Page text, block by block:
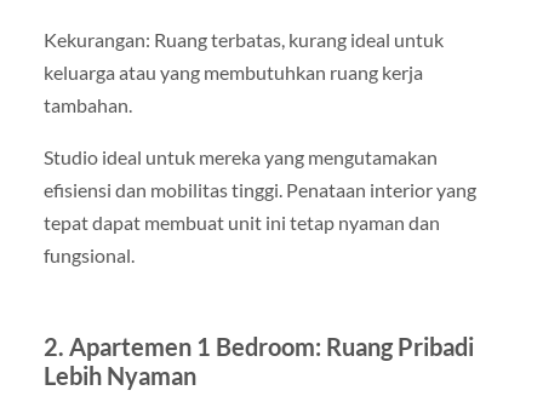
Kekurangan: Ruang terbatas, kurang ideal untuk
keluarga atau yang membutuhkan ruang kerja
tambahan.
Studio ideal untuk mereka yang mengutamakan
efisiensi dan mobilitas tinggi. Penataan interior yang
tepat dapat membuat unit ini tetap nyaman dan
fungsional.
2. Apartemen 1 Bedroom: Ruang Pribadi
Lebih Nyaman